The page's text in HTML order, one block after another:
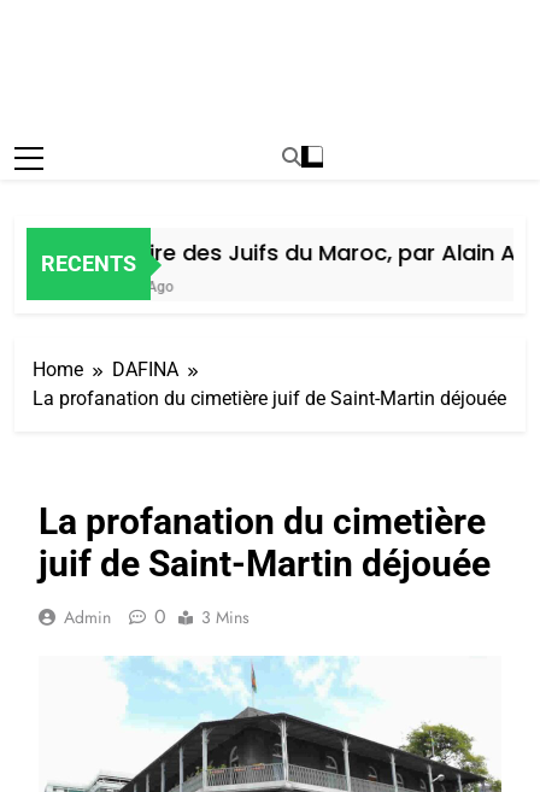
RECENTS
Histoire des Juifs du Maroc, par Alain
6 Jours Ago
Home
DAFINA
La profanation du cimetière juif de Saint-Martin déjouée
La profanation du cimetière
juif de Saint-Martin déjouée
Admin 0 3 Mins